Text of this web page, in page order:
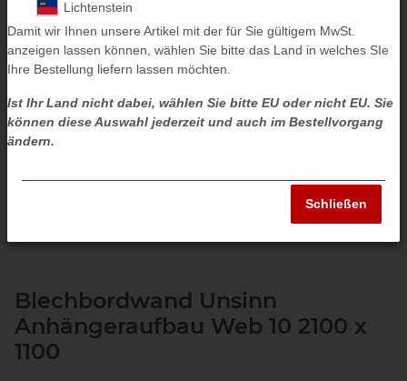
Blechbordwand Unsinn
Anhängeraufbau Web 10 2100 x
1100
Lichtenstein
Damit wir Ihnen unsere Artikel mit der für Sie gültigem MwSt.
anzeigen lassen können, wählen Sie bitte das Land in welches SIe
Ihre Bestellung liefern lassen möchten.
Ist Ihr Land nicht dabei, wählen Sie bitte EU oder nicht EU. Sie
können diese Auswahl jederzeit und auch im Bestellvorgang
ändern.
Schließen